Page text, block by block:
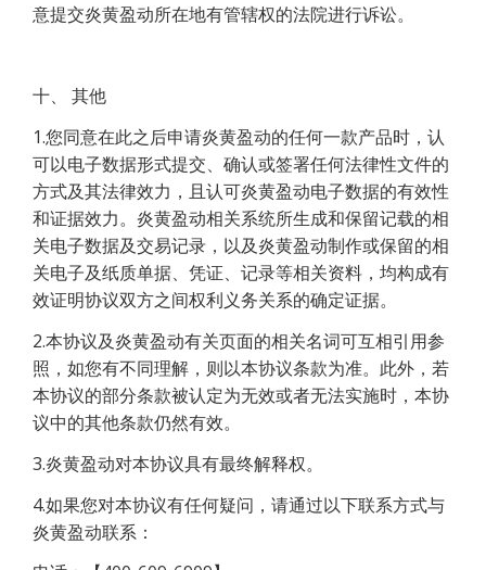
意提交炎黄盈动所在地有管辖权的法院进行诉讼。
十、 其他
1.您同意在此之后申请炎黄盈动的任何一款产品时，认
可以电子数据形式提交、确认或签署任何法律性文件的
方式及其法律效力，且认可炎黄盈动电子数据的有效性
和证据效力。炎黄盈动相关系统所生成和保留记载的相
关电子数据及交易记录，以及炎黄盈动制作或保留的相
关电子及纸质单据、凭证、记录等相关资料，均构成有
效证明协议双方之间权利义务关系的确定证据。
2.本协议及炎黄盈动有关页面的相关名词可互相引用参
照，如您有不同理解，则以本协议条款为准。此外，若
本协议的部分条款被认定为无效或者无法实施时，本协
议中的其他条款仍然有效。
3.炎黄盈动对本协议具有最终解释权。
4.如果您对本协议有任何疑问，请通过以下联系方式与
炎黄盈动联系：